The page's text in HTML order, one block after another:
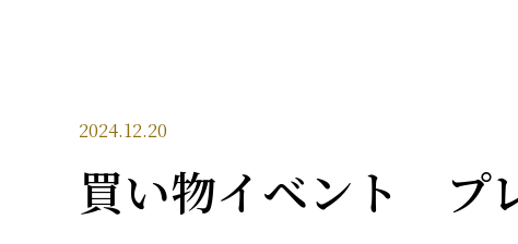
2024.12.20
買い物イベント プ